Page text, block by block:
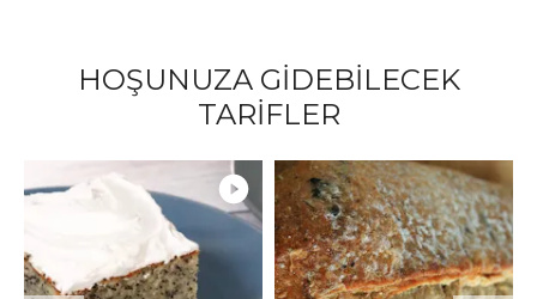
HOŞUNUZA GİDEBİLECEK
TARİFLER